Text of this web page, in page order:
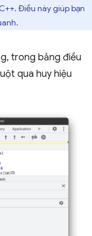
Điều này giúp bạn
trong bảng điều
qua huy hiệu